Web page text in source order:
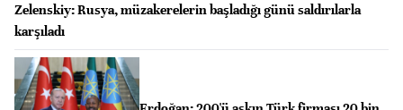
Zelenskiy: Rusya, müzakerelerin başladığı günü saldırılarla
karşıladı